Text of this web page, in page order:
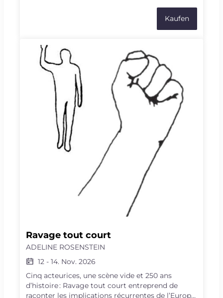
s’attirent, elles se lient d’une amitié fusionnelle
qui les entrainent aux confins des limites du
corps et de l’esprit. Les mots du dramaturge et
dessinent un monde en clair-obscur où se joue
une « déambulation dans la construction de soi »
envoûtante et sans leçon de morale, par-delà les
peurs et les cauchemars. Une ode paradoxale et
nuancée aux puissances créatrices de
l’adolescence face à des réalités inconcevables.
Kaufen
Ravage tout court
ADELINE ROSENSTEIN
12 - 14. Nov. 2026
Cinq acteurices, une scène vide et 250 ans
d’histoire : Ravage tout court entreprend de
raconter les implications récurrentes de l’Europe